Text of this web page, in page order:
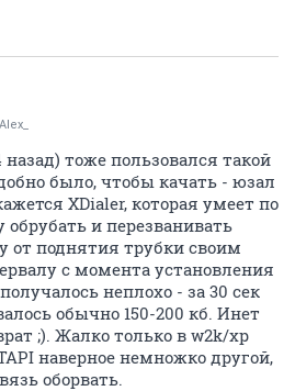
Alex_
тоже пользовался такой
было, чтобы качать - юзал
XDialer, которая умеет по
и перезванивать
от поднятия трубки своим
с момента установления
неплохо - за 30 сек
обычно 150-200 кб. Инет
;). Жалко только в w2k/xp
наверное немножко другой,
оборвать.